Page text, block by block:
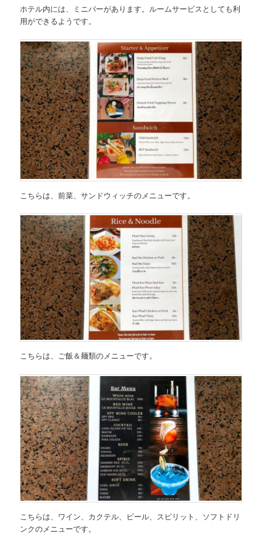
ホテル内には、ミニバーがあります。ルームサービスとしても利
用ができるようです。
こちらは、前菜、サンドウィッチのメニューです。
こちらは、 ご飯＆麺類のメニューです。
こちらは、 ワイン、カクテル、ビール、スピリット、ソフトドリ
ンクのメニューです。